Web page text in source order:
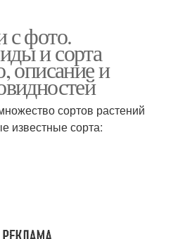
с фото.
и сорта
описание и
сортов растений
известные сорта: